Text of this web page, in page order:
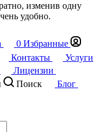
изменив одну
удобно.
0 Избранные
Контакты
Услуги
Лицензии
Поиск
Блог